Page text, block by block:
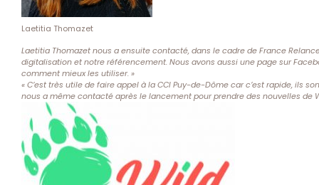
Laetitia Thomazet
Laetitia Thomazet nous a ensuite contacté, dans le cadre de France
digitalisation et notre référencement. Nous avons aussi une page sur
comment mieux les utiliser. »
« C’est très utile de faire appel à la CCI Puy-de-Dôme car c’est rapide, ils
nous a même contacté après le lancement pour prendre des nouvelles de